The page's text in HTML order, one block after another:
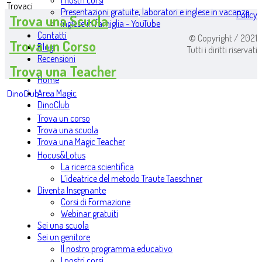
Presentazioni gratuite, laboratori e inglese in vacanza
Inglese in famiglia - YouTube
Contatti
Blog
Recensioni
Home
Area Magic
DinoClub
Trova un corso
Trova una scuola
Trova una Magic Teacher
Hocus&Lotus
La ricerca scientifica
L’ideatrice del metodo Traute Taeschner
Diventa Insegnante
Corsi di Formazione
Webinar gratuiti
Sei una scuola
Sei un genitore
Il nostro programma educativo
Trovaci
Trova una Scuola
Trova un Corso
Trova una Teacher
DinoClub
Policy
© Copyright / 2021
Tutti i diritti riservati